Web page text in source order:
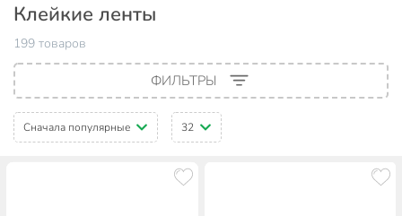
Клейкие ленты
199 товаров
ФИЛЬТРЫ
Сначала популярные 32